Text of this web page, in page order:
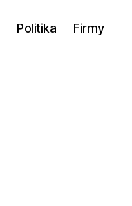
Politika Firmy